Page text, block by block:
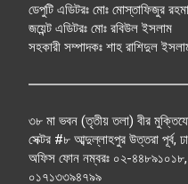
ডেপুটি এডিটরঃ মোঃ মোস্তাফিজুর
জয়েন্ট এডিটরঃ মোঃ রবিউল ইসলাম
সহকারী সম্পাদকঃ শাহ রাশিদুল
৩৮ মা ভবন (তৃতীয় তলা) বীর
সেক্টর #৮ আব্দুল্লাহপুর উত্তরা পূর্ব,
অফিস ফোন নম্বরঃ ০২-
০১৭১৩৩৯৪৭৯৯